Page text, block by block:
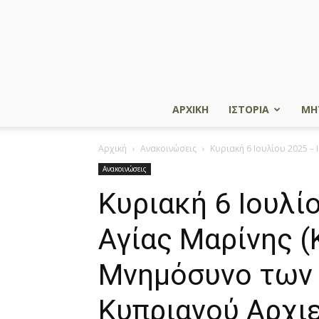
ΑΡΧΙΚΗ ΙΣΤΟΡΙΑ
Αρχική Ανακοινώσεις Κυριακή 6 Ιουλίου 2025
Ανακοινώσεις
Κυριακή 6
Αγίας Μαρίνης
Μνημόσυνο των
Κυπριανού